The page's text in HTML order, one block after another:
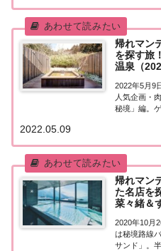
ない過酷ル
帰れマン
を探す旅
温泉（
2022年5月9
人気企画・
秘境」編。
草薙！ゴー
2022.05.09
帰れマン
た名店を
菜々緒＆
2020年10月
は秘境路線
サンド」。